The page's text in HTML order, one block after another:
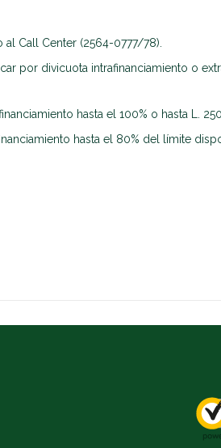
Call Center (2564-0777/78).
por divicuota intrafinanciamiento o
hasta el 100% o hasta L.
hasta el 80% del límite